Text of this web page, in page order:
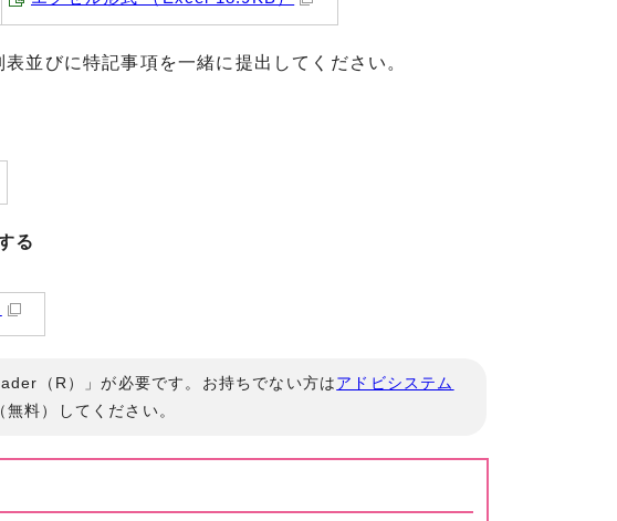
並びに特記事項を一緒に提出してください。
る
（R）」が必要です。お持ちでない方はアドビシステム
料）してください。